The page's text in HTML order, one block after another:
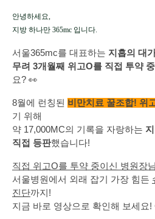
안녕하세요,
지방 하나만 365mc 입니다.
서울365mc를 대표하는 지흡의 대
무려 3개월째 위고O를 직접 투약 중
요? 👀
8월에 런칭된 비만치료 꿀조합! 위
기 위해
약 17,000MC의 기록을 자랑하는
직접 등판했습니다!
직접 위고O를 투약 중이신 병원장
서울병원에서 외래 잡기 가장 힘든
진단까지!
지금 바로 영상으로 확인해 보세요!